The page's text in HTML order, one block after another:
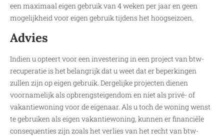
een maximaal eigen gebruik van 4 weken per jaar en geen
mogelijkheid voor eigen gebruik tijdens het hoogseizoen.
Advies
Indien u opteert voor een investering in een project van btw-
recuperatie is het belangrijk dat u weet dat er beperkingen
zullen zijn op eigen gebruik. Dergelijke projecten dienen
voornamelijk als opbrengsteigendom en niet als privé- of
vakantiewoning voor de eigenaar. Als u toch de woning wenst
te gebruiken als eigen vakantiewoning, kunnen er financiële
consequenties zijn zoals het verlies van het recht van btw-